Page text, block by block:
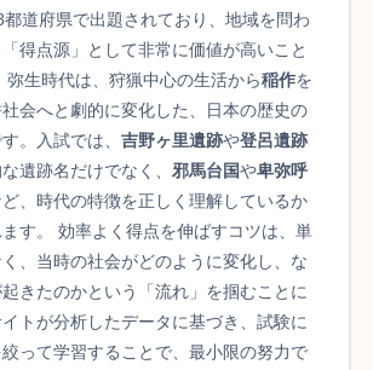
道府県で出題されており、地域を問わ
得点源」として非常に価値が高いこと
弥生時代は、狩猟中心の生活から稲作を
会へと劇的に変化した、日本の歴史の
。入試では、 吉野ヶ里遺跡や登呂遺跡
遺跡名だけでなく、 邪馬台国や卑弥呼
、時代の特徴を正しく理解しているか
す。 効率よく得点を伸ばすコツは、単
、当時の社会がどのように変化し、な
きたのかという「流れ」を掴むことに
トが分析したデータに基づき、試験に
って学習することで、最小限の努力で